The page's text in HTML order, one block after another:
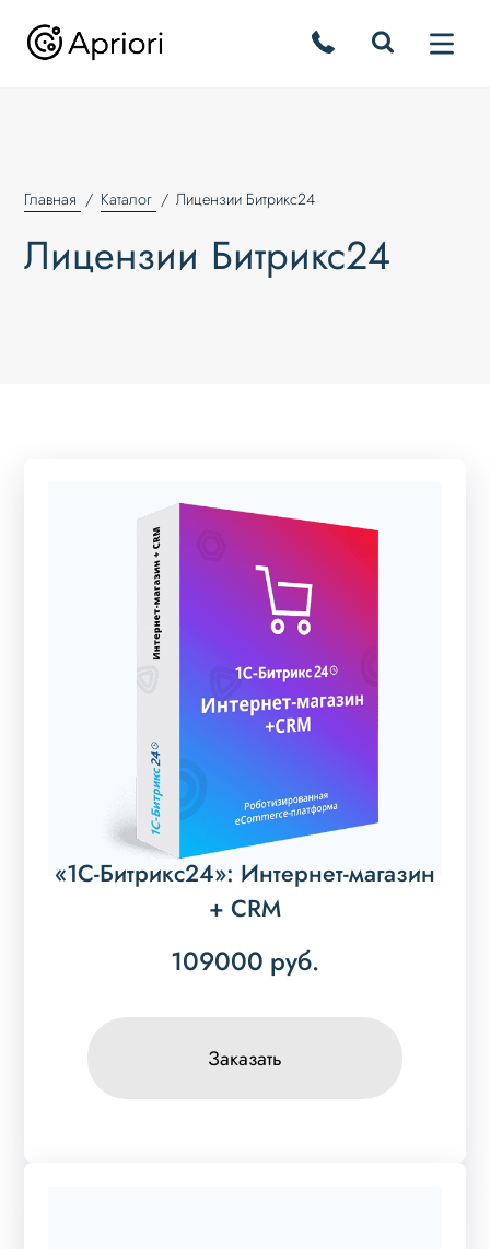
Главная Каталог Лицензии Битрикс24
Лицензии Битрикс24
«1С-Битрикс24»: Интернет-магазин
+ CRM
109000 руб.
Заказать